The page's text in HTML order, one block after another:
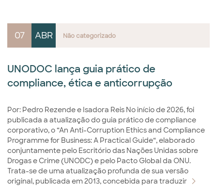
07 ABR Não categorizado
UNODOC lança guia prático de
compliance, ética e anticorrupção
Por: Pedro Rezende e Isadora Reis No início de 2026, foi
publicada a atualização do guia prático de compliance
corporativo, o “An Anti-Corruption Ethics and Compliance
Programme for Business: A Practical Guide“, elaborado
conjuntamente pelo Escritório das Nações Unidas sobre
Drogas e Crime (UNODC) e pelo Pacto Global da ONU.
Trata-se de uma atualização profunda de sua versão
original, publicada em 2013, concebida para traduzir